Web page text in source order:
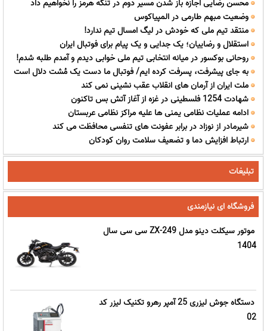
محسن رضایی اجازه باز شدن مسیر دوم در تنگه هرمز را نخواهیم داد
وضعیت مبهم طارمی در المپیاکوس
منتقد تیم ملی که خودش در لیگ امسال تیم ندارد!
استقلال و رضاییان؛ یک جدایی و یک پیام برای فوتبال ایران
روحانی بوکسور در میانه انتخابی تیم ملی خوابی دیدم و آمدم طلبه شدم!
به جای پیشرفت، پسرفت کرده ایم/ فوتبال ما دست یک مُشت دلال است
ملت ایران از آرمان های انقلاب عقب نشینی نمی کند
شهادت 1254 فلسطینی در غزه از آغاز آتش بس تاکنون
ادامه عملیات نظامی یمنی ها علیه مراکز نظامی عربستان
شیرمادر از نوزاد در برابر عفونت های تنفسی محافظت می کند
ارتباط افزایش دما و تضعیف سلامت روان کودکان
تبلیغات
فروشگاه ای نیازمندی
موتور سیکلت دینو مدل ZX-249 سی سی سال
1404
دستگاه جوش لیزری 25 آمپر رهرو تکنیک لیزر کد
02